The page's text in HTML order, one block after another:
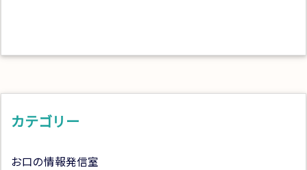
カテゴリー
お口の情報発信室